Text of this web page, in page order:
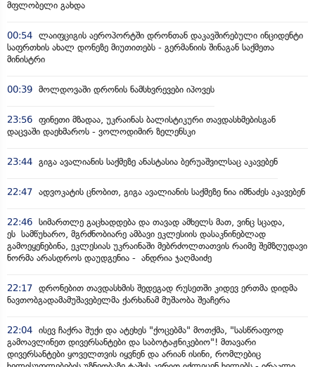
მფლობელი გახდა
00:54 ლაიფციგის აეროპორტში დრონთან დაკავშირებული ინციდენტი
საფრთხის ახალ დონეზე მიუთითებს - გერმანიის შინაგან საქმეთა
მინისტრი
00:39 მოლდოვაში დრონის ნამსხვრევები იპოვეს
23:56 ფინეთი მზადაა, უკრაინას ბალისტიკური თავდასხმებისგან
დაცვაში დაეხმაროს - ვოლოდიმირ ზელენსკი
23:44 გიგა ავალიანის საქმეზე ანასტასია ბერუაშვილსაც აკავებენ
22:47 ადვოკატის ცნობით, გიგა ავალიანის საქმეზე ნია იმნაძეს აკავებენ
22:46 სიმართლე გაცხადდება და თავად ამხელს მათ, ვინც სცადა,
ეს სამწუხარო, მგრძნობიარე ამბავი ეკლესიის დასაკნინებლად
გამოეყენებინა, ეკლესიას უკრაინაში მებრძოლთათვის რაიმე შემზღუდავი
ნორმა არასდროს დაუდგენია - ანდრია ჯაღმაიძე
22:17 დრონებით თავდასხმის შედეგად რუსეთში კიდევ ერთმა დიდმა
ნავთობგადამამუშავებელმა ქარხანამ მუშაობა შეაჩერა
22:04 ისევ ჩაქრა შუქი და ატეხეს "ქოცებმა" მოთქმა, "სასწრაფოდ
გამოავლინეთ დივერსანტები და საბოტაჟნიკებიო"! მთავარი
დივერსანტები ყოველთვის იყვნენ და არიან ისინი, რომლებიც